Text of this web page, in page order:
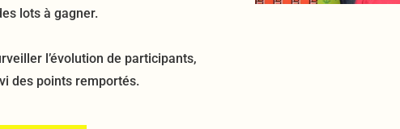
lots à gagner.
l’évolution de participants,
des points remportés.